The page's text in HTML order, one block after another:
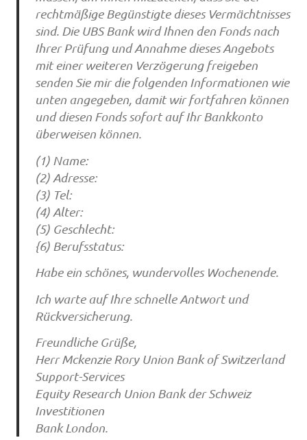
rechtmäßige Begünstigte dieses Vermächtnisses
sind. Die UBS Bank wird Ihnen den Fonds nach
Ihrer Prüfung und Annahme dieses Angebots
mit einer weiteren Verzögerung freigeben
senden Sie mir die folgenden Informationen wie
unten angegeben, damit wir fortfahren können
und diesen Fonds sofort auf Ihr Bankkonto
überweisen können.
(1) Name:
(2) Adresse:
(3) Tel:
(4) Alter:
(5) Geschlecht:
{6) Berufsstatus:
Habe ein schönes, wundervolles Wochenende.
Ich warte auf Ihre schnelle Antwort und
Rückversicherung.
Freundliche Grüße,
Herr Mckenzie Rory Union Bank of Switzerland
Support-Services
Equity Research Union Bank der Schweiz
Investitionen
Bank London.